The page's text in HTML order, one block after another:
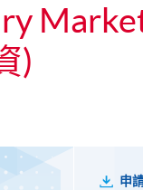
)
申